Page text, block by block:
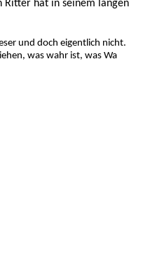
Ritter hat in seinem langen
und doch eigentlich nicht.
was wahr ist, was Wa